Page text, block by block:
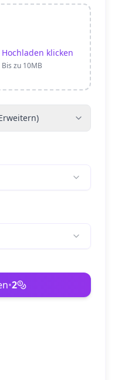
klicken
Bis zu 10MB
•2